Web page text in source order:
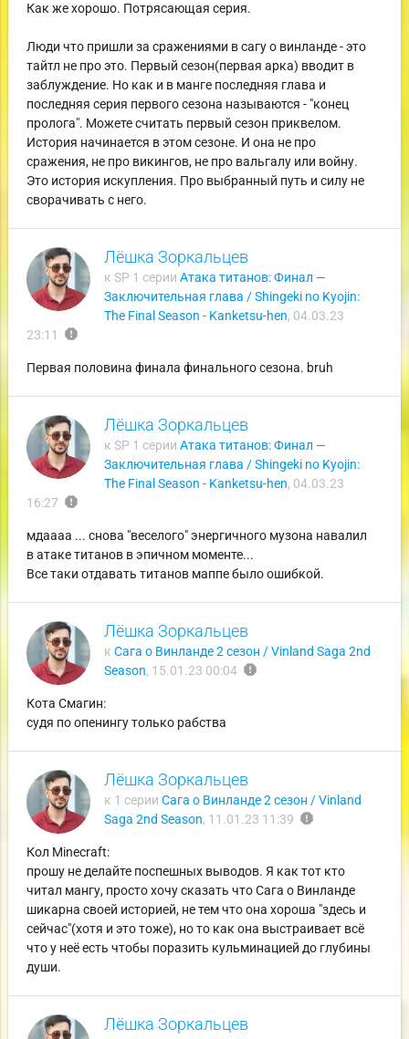
Как же хорошо. Потрясающая серия.
Люди что пришли за сражениями в сагу о винланде - это
тайтл не про это. Первый сезон(первая арка) вводит в
заблуждение. Но как и в манге последняя глава и
последняя серия первого сезона называются - "конец
пролога". Можете считать первый сезон приквелом.
История начинается в этом сезоне. И она не про
сражения, не про викингов, не про вальгалу или войну.
Это история искупления. Про выбранный путь и силу не
сворачивать с него.
Лёшка Зоркальцев
к SP 1 серии Атака титанов: Финал —
Заключительная глава / Shingeki no Kyojin:
The Final Season - Kanketsu-hen, 04.03.23
23:11
report
Первая половина финала финального сезона. bruh
Лёшка Зоркальцев
к SP 1 серии Атака титанов: Финал —
Заключительная глава / Shingeki no Kyojin:
The Final Season - Kanketsu-hen, 04.03.23
16:27 report
мдаааа ... снова "веселого" энергичного музона навалил
в атаке титанов в эпичном моменте...
Все таки отдавать титанов маппе было ошибкой.
Лёшка Зоркальцев
к Сага о Винланде 2 сезон / Vinland Saga 2nd
Season, 15.01.23 00:04 report
Кота Смагин:
судя по опенингу только рабства
Лёшка Зоркальцев
к 1 серии Сага о Винланде 2 сезон / Vinland
Saga 2nd Season, 11.01.23 11:39 report
Кол Minecraft:
прошу не делайте поспешных выводов. Я как тот кто
читал мангу, просто хочу сказать что Сага о Винланде
шикарна своей историей, не тем что она хороша "здесь и
сейчас"(хотя и это тоже), но то как она выстраивает всё
что у неё есть чтобы поразить кульминацией до глубины
души.
Лёшка Зоркальцев